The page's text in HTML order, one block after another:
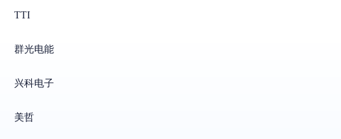
TTI
群光电能
兴科电子
美哲